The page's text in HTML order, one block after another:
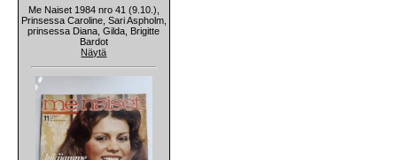
Me Naiset 1984 nro 41 (9.10.),
Prinsessa Caroline, Sari Aspholm,
prinsessa Diana, Gilda, Brigitte
Bardot
Näytä